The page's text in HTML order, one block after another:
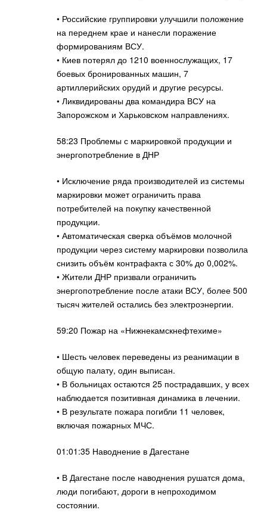
• Российские группировки улучшили положение
на переднем крае и нанесли поражение
формированиям ВСУ.
• Киев потерял до 1210 военнослужащих, 17
боевых бронированных машин, 7
артиллерийских орудий и другие ресурсы.
• Ликвидированы два командира ВСУ на
Запорожском и Харьковском направлениях.
58:23 Проблемы с маркировкой продукции и
энергопотребление в ДНР
• Исключение ряда производителей из системы
маркировки может ограничить права
потребителей на покупку качественной
продукции.
• Автоматическая сверка объёмов молочной
продукции через систему маркировки позволила
снизить объём контрафакта с 30% до 0,002%.
• Жители ДНР призвали ограничить
энергопотребление после атаки ВСУ, более 500
тысяч жителей остались без электроэнергии.
59:20 Пожар на «Нижнекамскнефтехиме»
• Шесть человек переведены из реанимации в
общую палату, один выписан.
• В больницах остаются 25 пострадавших, у всех
наблюдается позитивная динамика в лечении.
• В результате пожара погибли 11 человек,
включая пожарных МЧС.
01:01:35 Наводнение в Дагестане
• В Дагестане после наводнения рушатся дома,
люди погибают, дороги в непроходимом
состоянии.